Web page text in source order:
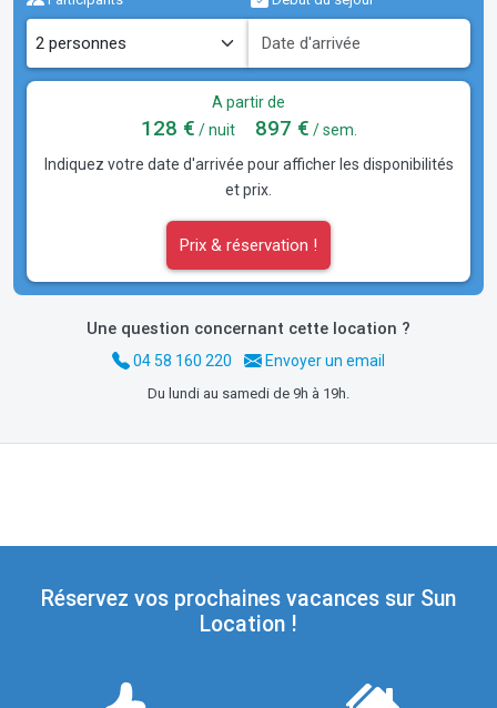
A partir de
128 € / nuit 897 € / sem.
Indiquez votre date d'arrivée pour afficher les disponibilités
et prix.
Prix & réservation !
Une question concernant cette location ?
04 58 160 220 Envoyer un email
Du lundi au samedi de 9h à 19h.
Réservez vos prochaines vacances sur Sun
Location !